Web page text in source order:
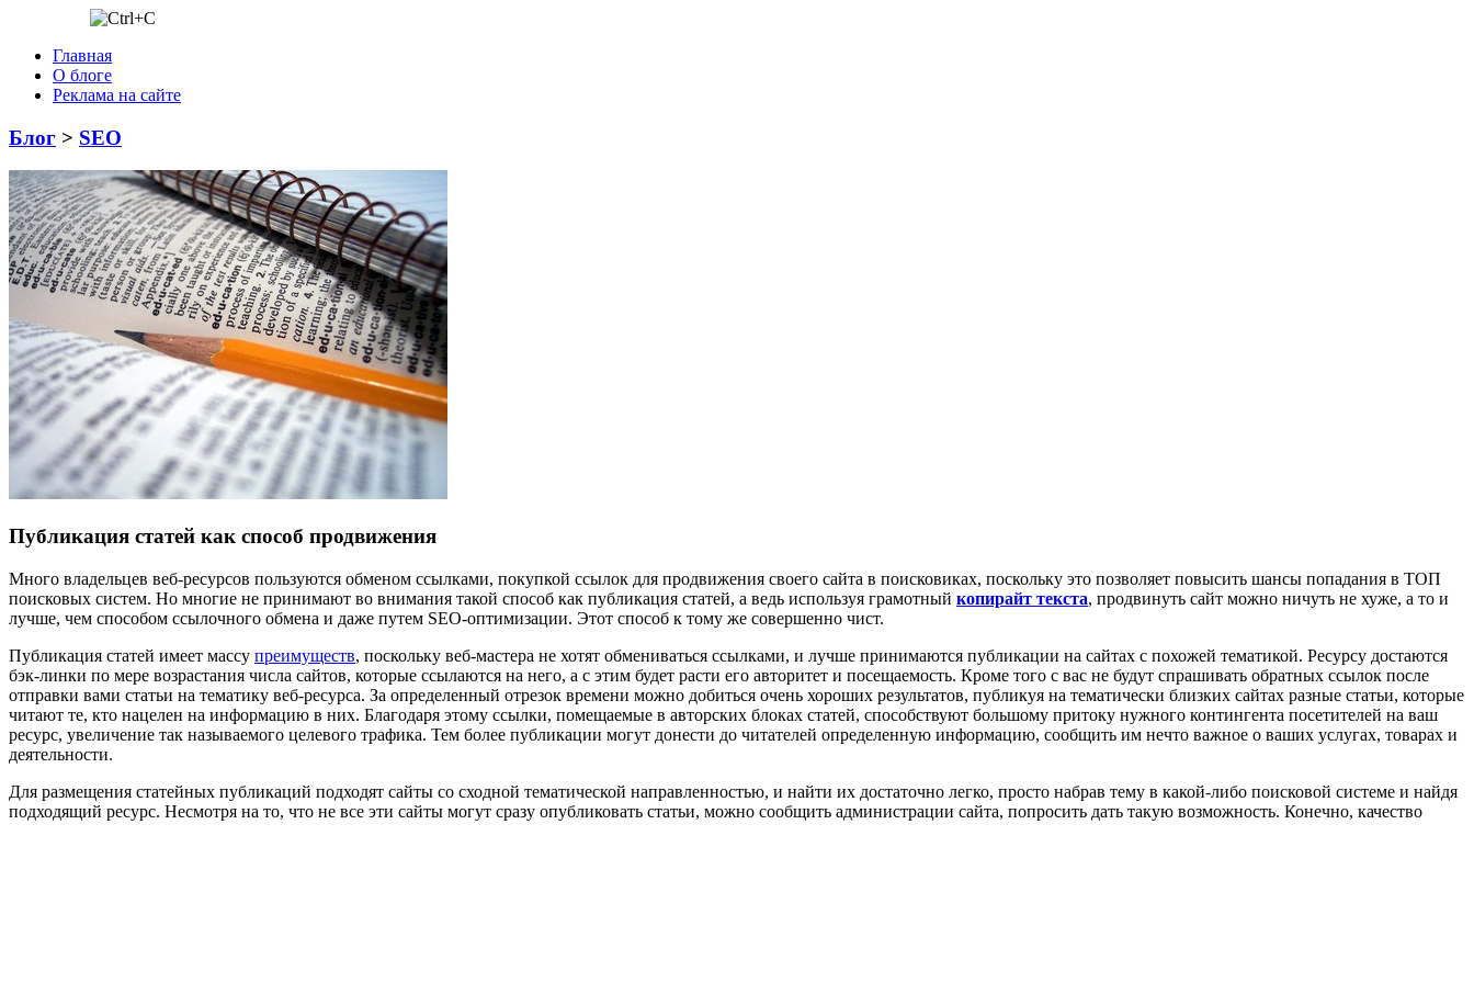
Главная
О блоге
Реклама на сайте
Блог > SEO
Публикация статей как способ продвижения
Много владельцев веб-ресурсов пользуются обменом ссылками, покупкой ссылок для продвижения своего сайта в поисковиках, поскольку это позволяет повысить шансы попадания в ТОП
поисковых систем. Но многие не принимают во внимания такой способ как публикация статей, а ведь используя грамотный копирайт текста, продвинуть сайт можно ничуть не хуже, а то и
лучше, чем способом ссылочного обмена и даже путем SEO-оптимизации. Этот способ к тому же совершенно чист.
Публикация статей имеет массу преимуществ, поскольку веб-мастера не хотят обмениваться ссылками, и лучше принимаются публикации на сайтах с похожей тематикой. Ресурсу достаются
бэк-линки по мере возрастания числа сайтов, которые ссылаются на него, а с этим будет расти его авторитет и посещаемость. Кроме того с вас не будут спрашивать обратных ссылок после
отправки вами статьи на тематику веб-ресурса. За определенный отрезок времени можно добиться очень хороших результатов, публикуя на тематически близких сайтах разные статьи, которые
читают те, кто нацелен на информацию в них. Благодаря этому ссылки, помещаемые в авторских блоках статей, способствуют большому притоку нужного контингента посетителей на ваш
ресурс, увеличение так называемого целевого трафика. Тем более публикации могут донести до читателей определенную информацию, сообщить им нечто важное о ваших услугах, товарах и
деятельности.
Для размещения статейных публикаций подходят сайты со сходной тематической направленностью, и найти их достаточно легко, просто набрав тему в какой-либо поисковой системе и найдя
подходящий ресурс. Несмотря на то, что не все эти сайты могут сразу опубликовать статьи, можно сообщить администрации сайта, попросить дать такую возможность. Конечно, качество